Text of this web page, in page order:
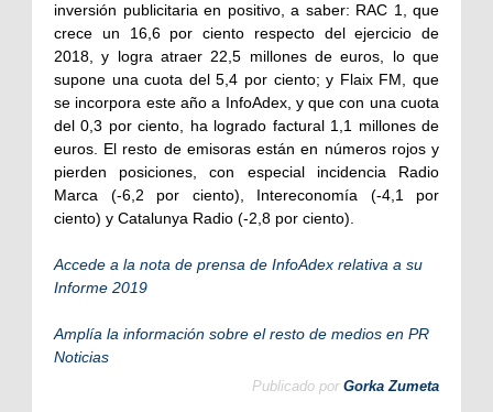
inversión publicitaria en positivo, a saber: RAC 1, que
crece un 16,6 por ciento respecto del ejercicio de
2018, y logra atraer 22,5 millones de euros, lo que
supone una cuota del 5,4 por ciento; y Flaix FM, que
se incorpora este año a InfoAdex, y que con una cuota
del 0,3 por ciento, ha logrado factural 1,1 millones de
euros. El resto de emisoras están en números rojos y
pierden posiciones, con especial incidencia Radio
Marca (-6,2 por ciento), Intereconomía (-4,1 por
ciento) y Catalunya Radio (-2,8 por ciento).
Accede a la nota de prensa de InfoAdex relativa a su
Informe 2019
Amplía la información sobre el resto de medios en PR
Noticias
Publicado por Gorka Zumeta